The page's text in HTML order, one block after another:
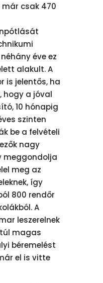
csak 470
éve ez
alakult. A
is jelentős, ha
hogy a jóval
10 hónapig
szinten
be a felvételi
nagy
meggondolja
meg az
így
800 rendőr
A
leszerelnek
magas
béremelést
el is vitte